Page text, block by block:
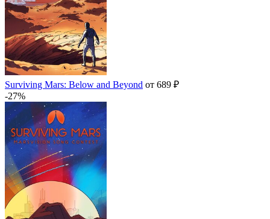
Surviving Mars: Below and Beyond от 689 ₽
-27%